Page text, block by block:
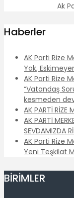
Ak
Haberler
AK Parti Rize
Yok,
AK Parti Rize
“Vatandaş
kesmeden
AK PARTİ RİZE
AK PARTİ
SEVDAMIZDA
AK Parti Rize
Yeni Teşkilat
BİRİMLER